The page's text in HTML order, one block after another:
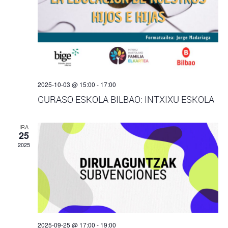
2025-10-03 @ 15:00 - 17:00
GURASO ESKOLA BILBAO: INTXIXU ESKOLA
IRA
25
2025
2025-09-25 @ 17:00 - 19:00